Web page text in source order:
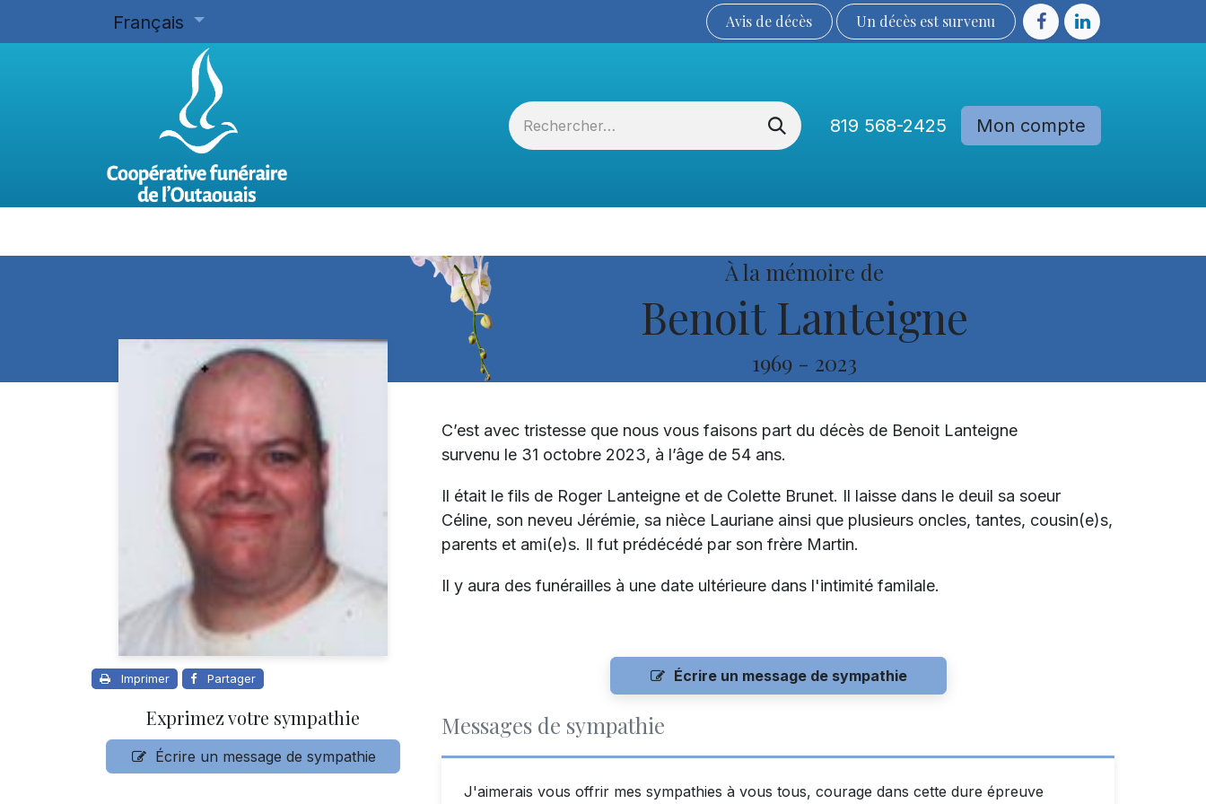
Français Avis de décès Un décès est sur​​​​​​​​ve​nu​​​​​​​​​​
819 568-2425 Mon compte
À la mémoire de
Benoit Lanteigne
1969 - 2023
Imprimer Partager
Exprimez votre sympathie
Écrire un message de sympathie
C’est avec tristesse que nous vous faisons part du décès de Benoit Lanteigne
survenu le 31 octobre 2023, à l’âge de 54 ans.
Il était le fils de Roger Lanteigne et de Colette Brunet. Il laisse dans le deuil sa soeur
Céline, son neveu Jérémie, sa nièce Lauriane ainsi que plusieurs oncles, tantes, cousin(e)s,
parents et ami(e)s. Il fut prédécédé par son frère Martin.
Il y aura des funérailles à une date ultérieure dans l'intimité familale.
Écrire un message de sympathie
Messages de sympathie
J'aimerais vous offrir mes sympathies à vous tous, courage dans cette dure épreuve